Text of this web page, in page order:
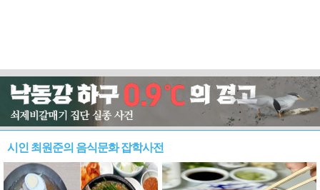
시인 최원준의 음식문화 잡학사전